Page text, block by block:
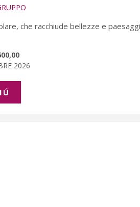
che racchiude bellezze e
2026